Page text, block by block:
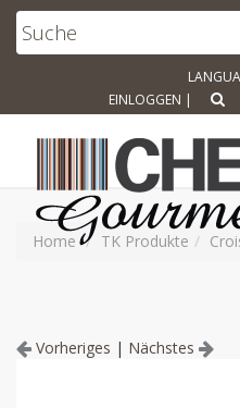
EINLOGGEN |
Home TK Produkte
Vorheriges | Nächstes